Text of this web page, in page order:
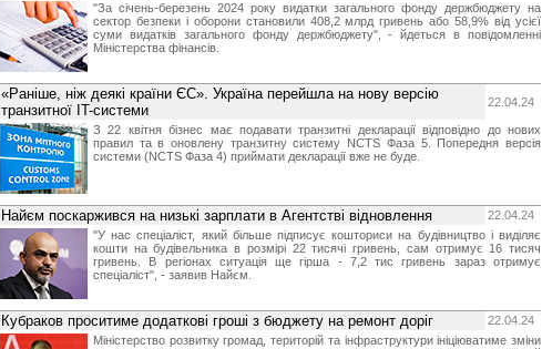
"За січень-березень 2024 року видатки загального фонду держбюджету на
сектор безпеки і оборони становили 408,2 млрд гривень або 58,9% від усієї
суми видатків загального фонду держбюджету", - йдеться в повідомленні
Міністерства фінансів.
«Раніше, ніж деякі країни ЄС». Україна перейшла на нову версію
транзитної IT-системи
22.04.24
З 22 квітня бізнес має подавати транзитні декларації відповідно до нових
правил та в оновлену транзитну систему NCTS Фаза 5. Попередня версія
системи (NCTS Фаза 4) приймати декларації вже не буде.
Найєм поскаржився на низькі зарплати в Агентстві відновлення
22.04.24
"У нас спеціаліст, який більше підписує кошториси на будівництво і виділяє
кошти на будівельника в розмірі 22 тисячі гривень, сам отримує 16 тисяч
гривень. В регіонах ситуація ще гірша - 7,2 тис гривень зараз отримує
спеціаліст", - заявив Найєм.
Кубраков проситиме додаткові гроші з бюджету на ремонт доріг
22.04.24
Міністерство розвитку громад, територій та інфраструктури ініціюватиме зміни